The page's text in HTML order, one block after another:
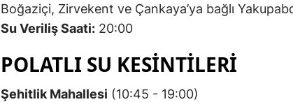
Boğaziçi, Zirvekent ve Çankaya’ya bağlı
Su Veriliş Saati: 20:00
POLATLI SU KESINTILERI
Şehitlik Mahallesi (10:45 - 19:00)